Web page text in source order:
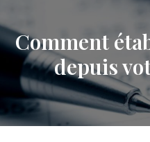
Comment
depuis